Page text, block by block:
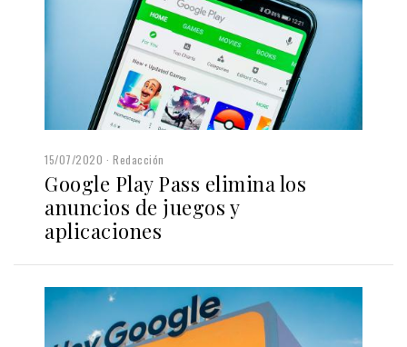
15/07/2020 Redacción
Google Play Pass elimina los
anuncios de juegos y
aplicaciones